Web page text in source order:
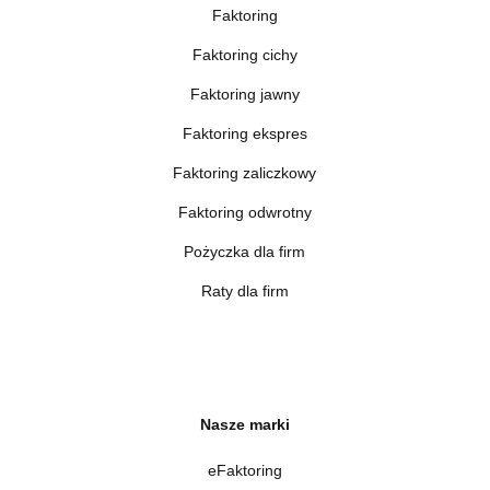
Faktoring
Faktoring cichy
Faktoring jawny
Faktoring ekspres
Faktoring zaliczkowy
Faktoring odwrotny
Pożyczka dla firm
Raty dla firm
Nasze marki
eFaktoring